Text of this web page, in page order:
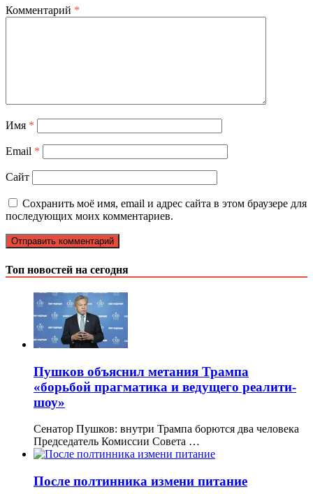
Комментарий *
Имя *
Email *
Сайт
Сохранить моё имя, email и адрес сайта в этом браузере для
последующих моих комментариев.
Топ новостей на сегодня
Пушков объяснил метания Трампа
«борьбой прагматика и ведущего реалити-
шоу»
Сенатор Пушков: внутри Трампа борются два человека
Председатель Комиссии Совета …
После полтинника измени питание